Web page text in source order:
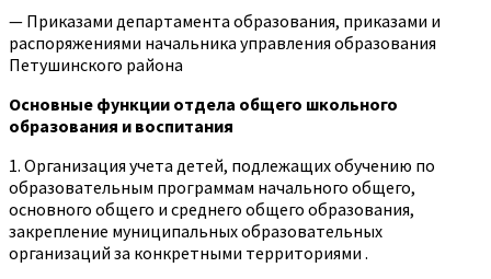
— Приказами департамента образования, приказами и
распоряжениями начальника управления образования
Петушинского района
Основные функции отдела общего школьного
образования и воспитания
1. Организация учета детей, подлежащих обучению по
образовательным программам начального общего,
основного общего и среднего общего образования,
закрепление муниципальных образовательных
организаций за конкретными территориями .